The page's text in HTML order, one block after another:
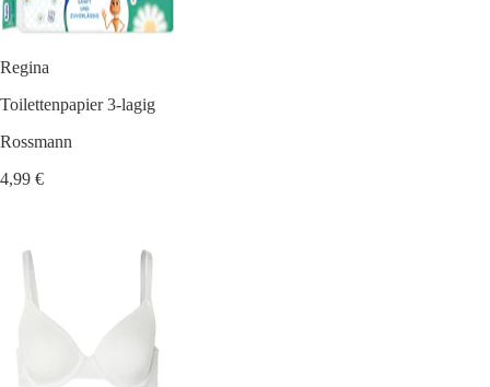
Regina
Toilettenpapier 3-lagig
Rossmann
4,99 €